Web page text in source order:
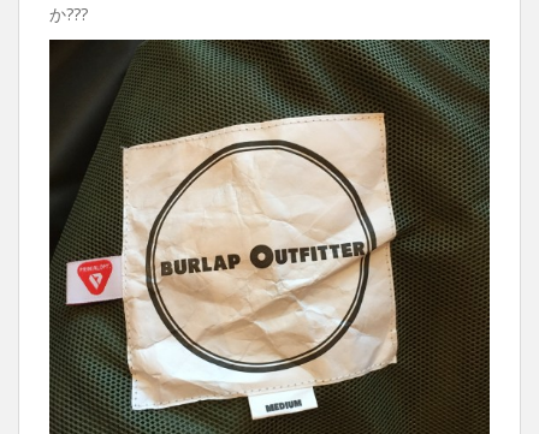
か???